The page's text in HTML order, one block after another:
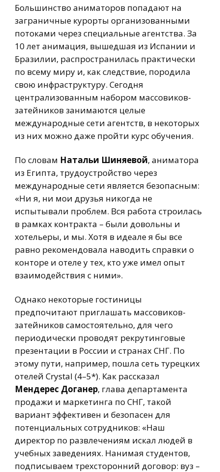
Большинство аниматоров попадают на
заграничные курорты организованными
потоками через специальные агентства. За
10 лет анимация, вышедшая из Испании и
Бразилии, распространилась практически
по всему миру и, как следствие, породила
свою инфраструктуру. Сегодня
централизованным набором массовиков-
затейников занимаются целые
международные сети агентств, в некоторых
из них можно даже пройти курс обучения.
По словам Натальи Шиняевой, аниматора
из Египта, трудоустройство через
международные сети является безопасным:
«Ни я, ни мои друзья никогда не
испытывали проблем. Вся работа строилась
в рамках контракта – были довольны и
хотельеры, и мы. Хотя в идеале я бы все
равно рекомендовала наводить справки о
конторе и отеле у тех, кто уже имел опыт
взаимодействия с ними».
Однако некоторые гостиницы
предпочитают приглашать массовиков-
затейников самостоятельно, для чего
периодически проводят рекрутинговые
презентации в России и странах СНГ. По
этому пути, например, пошла сеть турецких
отелей Crystal (4–5*). Как рассказал
Мендерес Доганер, глава департамента
продажи и маркетинга по СНГ, такой
вариант эффективен и безопасен для
потенциальных сотрудников: «Наш
директор по развлечениям искал людей в
учебных заведениях. Нанимая студентов,
подписываем трехсторонний договор: вуз –